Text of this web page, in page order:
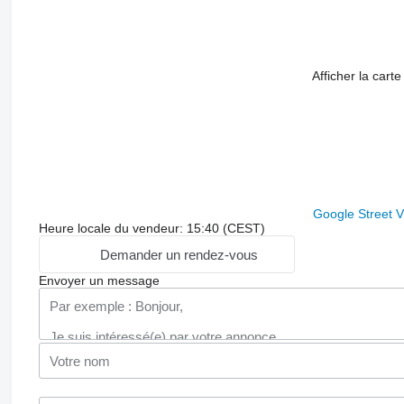
Afficher la carte
Google Street
Heure locale du vendeur: 15:40 (CEST)
Demander un rendez-vous
Envoyer un message